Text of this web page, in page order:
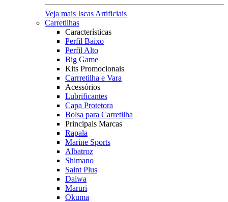
Veja mais Iscas Artificiais
Carretilhas
Características
Perfil Baixo
Perfil Alto
Big Game
Kits Promocionais
Carrretilha e Vara
Acessórios
Lubrificantes
Capa Protetora
Bolsa para Carretilha
Principais Marcas
Rapala
Marine Sports
Albatroz
Shimano
Saint Plus
Daiwa
Maruri
Okuma